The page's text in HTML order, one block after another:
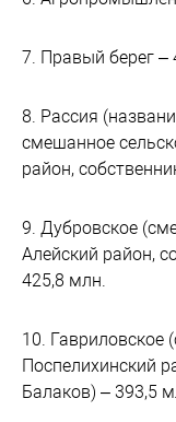
7. Правый берег –
8. Рассия
смешанное
район,
9. Дубровское
Алейский район,
425,8 млн.
10. Гавриловское
Поспелихинский
Балаков) – 393,5